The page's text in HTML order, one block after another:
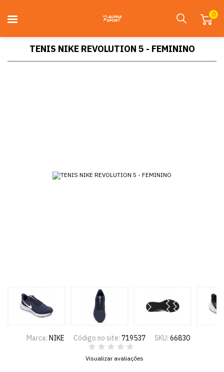
0
TENIS NIKE REVOLUTION 5 - FEMININO
Marca: NIKE Código no site: 719537 SKU: 66830
Visualizar avaliações